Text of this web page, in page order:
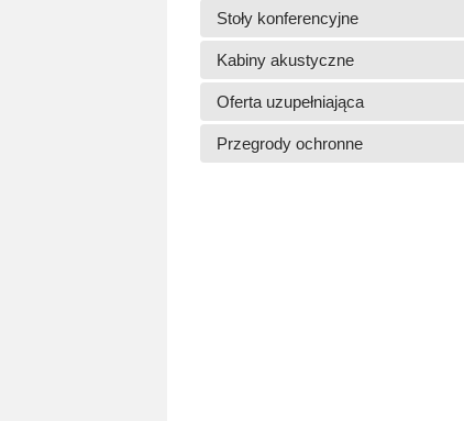
Stoły konferencyjne
Kabiny akustyczne
Oferta uzupełniająca
Przegrody ochronne